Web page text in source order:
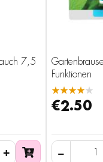
7,5
Funktionen
★★★★★
€2.50